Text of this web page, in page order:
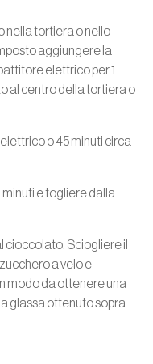
nella tortiera o nello
aggiungere la
elettrico per 1
al centro della tortiera o
o 45 minuti circa
e togliere dalla
cioccolato. Sciogliere il
a velo e
modo da ottenere una
glassa ottenuto sopra